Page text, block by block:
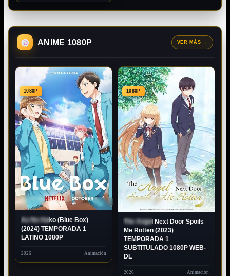
ANIME 1080P VER MÁS →
ESTRENO
1080P
Ao No Hako (Blue Box)
(2024) TEMPORADA 1
LATINO 1080P
2026 Animación
ESTRENO
SUBTITULADO
1080P
1080P
The Angel Next Door Spoils
Me Rotten (2023)
TEMPORADA 1
SUBTITULADO 1080P WEB-
DL
2026 Animación